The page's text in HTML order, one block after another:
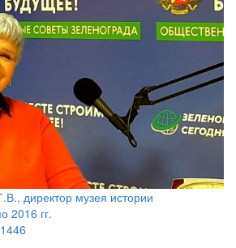
директор музея истории
2016 гг.